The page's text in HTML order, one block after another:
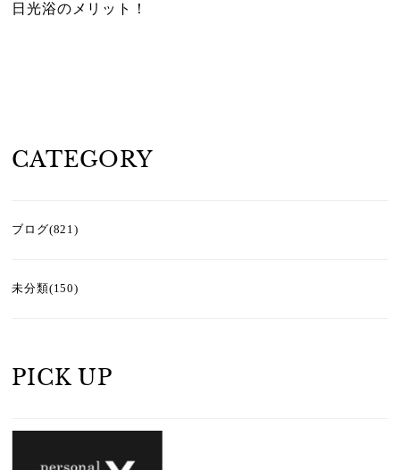
日光浴のメリット！
CATEGORY
ブログ(821)
未分類(150)
PICK UP